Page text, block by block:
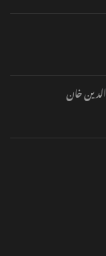
خان